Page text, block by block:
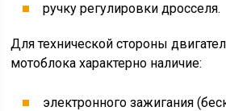
ручку регулировки дросселя.
Для технической стороны
мотоблока характерно наличие:
электронного зажигания